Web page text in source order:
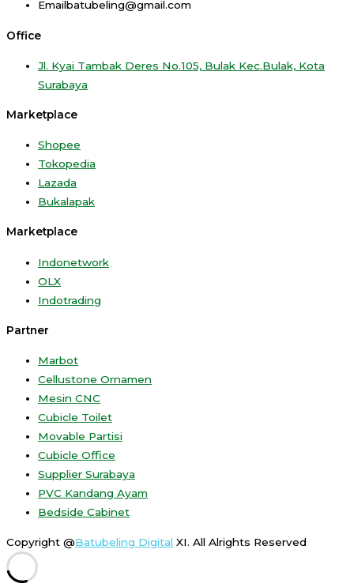
Emailbatubeling@gmail.com
Office
Jl. Kyai Tambak Deres No.105, Bulak Kec.Bulak, Kota
Surabaya
Marketplace
Shopee
Tokopedia
Lazada
Bukalapak
Marketplace
Indonetwork
OLX
Indotrading
Partner
Marbot
Cellustone Ornamen
Mesin CNC
Cubicle Toilet
Movable Partisi
Cubicle Office
Supplier Surabaya
PVC Kandang Ayam
Bedside Cabinet
Copyright @Batubeling Digital XI. All Alrights Reserved